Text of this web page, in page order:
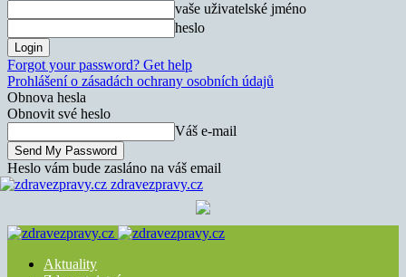
vaše uživatelské jméno
heslo
Forgot your password? Get help
Prohlášení o zásadách ochrany osobních údajů
Obnova hesla
Obnovit své heslo
Váš e-mail
Heslo vám bude zasláno na váš email
zdravezpravy.cz
Aktuality